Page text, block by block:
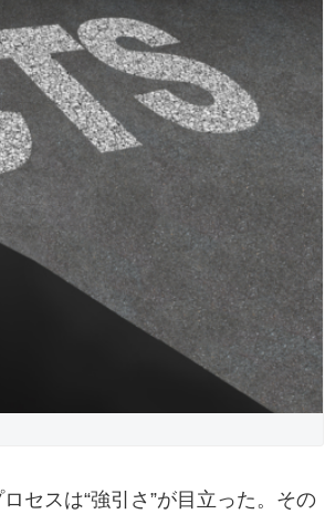
セスは“強引さ”が目立った。その